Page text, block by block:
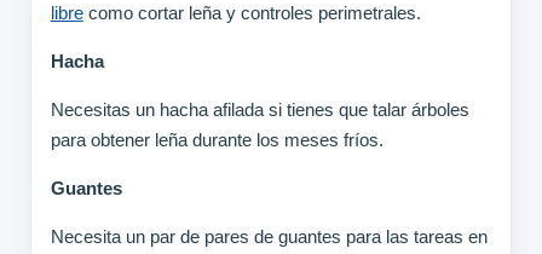
librecomo cortar leña y controles perimetrales.
Hacha
Necesitas un hacha afilada si tienes que talar árboles
para obtener leña durante los meses fríos.
Guantes
Necesita un par de pares de guantes para las tareas en